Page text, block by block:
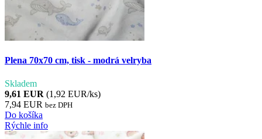
Plena 70x70 cm, tisk - modrá velryba
Skladem
9,61 EUR (1,92 EUR/ks)
7,94 EUR bez DPH
Do košíka
Rýchle info